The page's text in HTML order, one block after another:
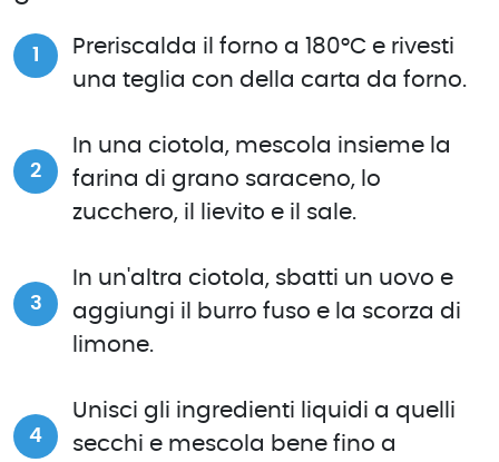
Preriscalda il forno a 180°C e rivesti
una teglia con della carta da forno.
In una ciotola, mescola insieme la
farina di grano saraceno, lo
zucchero, il lievito e il sale.
In un'altra ciotola, sbatti un uovo e
aggiungi il burro fuso e la scorza di
limone.
Unisci gli ingredienti liquidi a quelli
secchi e mescola bene fino a